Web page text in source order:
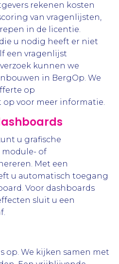
rekenen kosten
van vragenlijsten,
in de licentie.
u nodig heeft er niet
een vragenlijst
kunnen we
in BergOp. We
op
op voor meer informatie.
u grafische
module- of
Met een
u automatisch toegang
Voor dashboards
sluit u een
op. We kijken samen met